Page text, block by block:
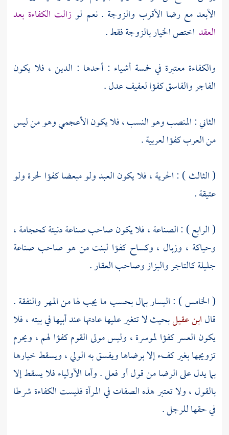
الأبعد مع رضا الأقرب والزوجة . نعم لوزالت الكفاءة بعد
العقد اختص الخيار بالزوجة فقط .
والكفاءة معتبرة في خمسة أشياء : أحدها : الدين ، فلا يكون
الفاجر والفاسق كفؤا لعفيف عدل .
الثاني : المنصب وهو النسب ، فلا يكون الأعجمي وهو من ليس
من العرب كفؤا لعربية .
( الثالث ) : الحرية ، فلا يكون العبد ولو مبعضا كفؤا لحرة ولو
عتيقة .
( الرابع ) : الصناعة ، فلا يكون صاحب صناعة دنيئة كحجامة ،
وحياكة ، وزبال ، وكساح كفؤا لبنت من هو صاحب صناعة
جليلة كالتاجر والبزاز وصاحب العقار .
( الخامس ) : اليسار بمال بحسب ما يجب لها من المهر والنفقة .
قالابن عقيلبحيث لا تتغير عليها عادتها عند أبيها في بيته ، فلا
يكون العسر كفؤا لموسرة ، وليس مولى القوم كفؤا لهم ، ويحرم
تزويجها بغير كفء إلا برضاها ويفسق به الولي ، ويسقط خيارها
بما يدل على الرضا من قول أو فعل . وأما الأولياء فلا يسقط إلا
بالقول ، ولا تعتبر هذه الصفات في المرأة فليست الكفاءة شرطا
في حقها للرجل .